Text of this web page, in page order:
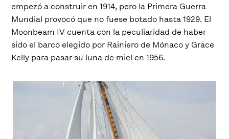
empezó a construir en 1914, pero la Primera Guerra
Mundial provocó que no fuese botado hasta 1929. El
Moonbeam IV cuenta con la peculiaridad de haber
sido el barco elegido por Rainiero de Mónaco y Grace
Kelly para pasar su luna de miel en 1956.